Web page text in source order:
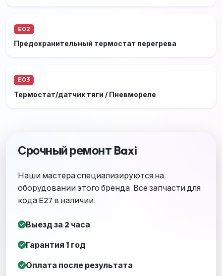
E02
Предохранительный термостат перегрева
E03
Термостат/датчик тяги / Пневмореле
Срочный ремонт Baxi
Наши мастера специализируются на
оборудовании этого бренда. Все запчасти для
кода E27 в наличии.
Выезд за 2 часа
Гарантия 1 год
Оплата после результата